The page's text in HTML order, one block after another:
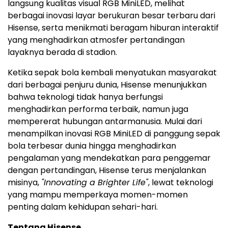
langsung kualitas visual RGB MiniLED, melihat
berbagai inovasi layar berukuran besar terbaru dari
Hisense, serta menikmati beragam hiburan interaktif
yang menghadirkan atmosfer pertandingan
layaknya berada di stadion.
Ketika sepak bola kembali menyatukan masyarakat
dari berbagai penjuru dunia, Hisense menunjukkan
bahwa teknologi tidak hanya berfungsi
menghadirkan performa terbaik, namun juga
mempererat hubungan antarmanusia. Mulai dari
menampilkan inovasi RGB MiniLED di panggung sepak
bola terbesar dunia hingga menghadirkan
pengalaman yang mendekatkan para penggemar
dengan pertandingan, Hisense terus menjalankan
misinya, "Innovating a Brighter Life", lewat teknologi
yang mampu memperkaya momen-momen
penting dalam kehidupan sehari-hari.